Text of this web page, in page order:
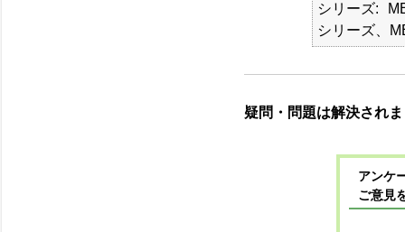
シリーズ
シリーズ、
疑問・問題は解決され
アンケ
ご意見